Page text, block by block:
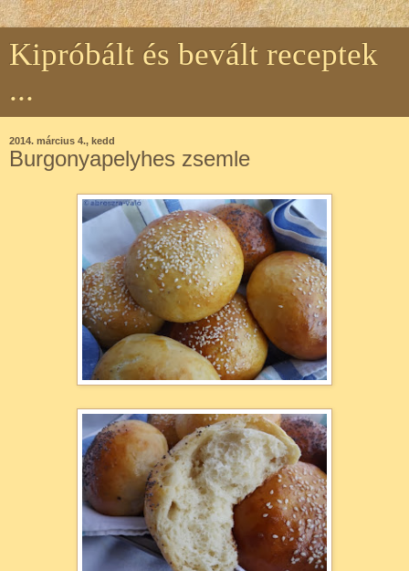
Kipróbált és bevált receptek
...
2014. március 4., kedd
Burgonyapelyhes zsemle